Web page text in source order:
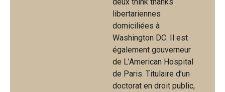
libertariennes
domiciliées à
Washington DC. Il est
également gouverneur
de L’American Hospital
de Paris. Titulaire d’un
doctorat en droit public,